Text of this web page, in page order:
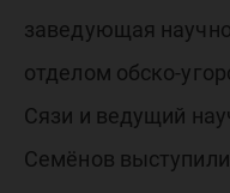
заведующая
отделом обско-
Сязи и ведущий
Семёнов